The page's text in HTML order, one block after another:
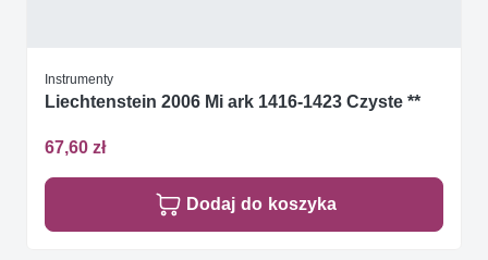
Instrumenty
Liechtenstein 2006 Mi ark 1416-1423 Czyste **
67,60 zł
Dodaj do koszyka